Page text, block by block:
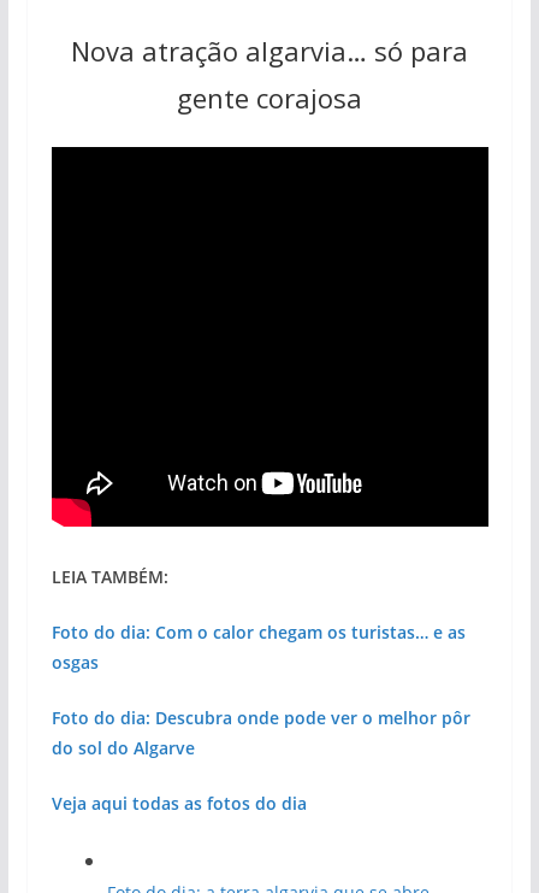
Nova atração algarvia… só para
gente corajosa
LEIA TAMBÉM:
Foto do dia: Com o calor chegam os turistas… e as
osgas
Foto do dia: Descubra onde pode ver o melhor pôr
do sol do Algarve
Veja aqui todas as fotos do dia